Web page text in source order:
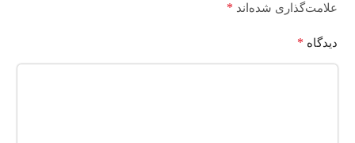
علامت‌گذاری شده‌اند *
دیدگاه *